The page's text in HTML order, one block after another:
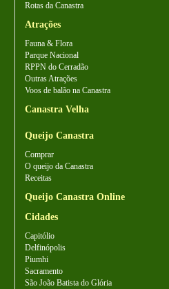
Rotas da Canastra
Atrações
Fauna & Flora
Parque Nacional
RPPN do Cerradão
Outras Atrações
Voos de balão na Canastra
Canastra Velha
Queijo Canastra
Comprar
O queijo da Canastra
Receitas
Queijo Canastra Online
Cidades
Capitólio
Delfinópolis
Piumhi
Sacramento
São João Batista do Glória